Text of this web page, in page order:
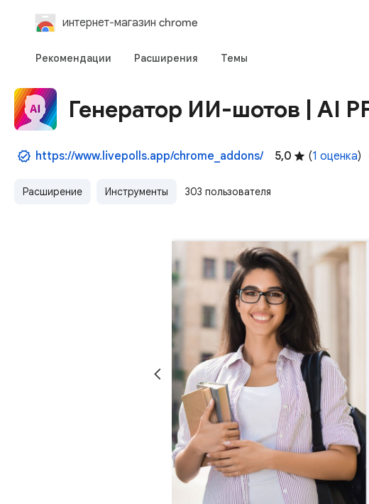
интернет-магазин chrome
Рекомендации Расширения Темы
Генератор ИИ-шотов | AI
https://www.livepolls.app/chrome_addons/ 5,0 (1 оценка)
Расширение Инструменты 303 пользователя